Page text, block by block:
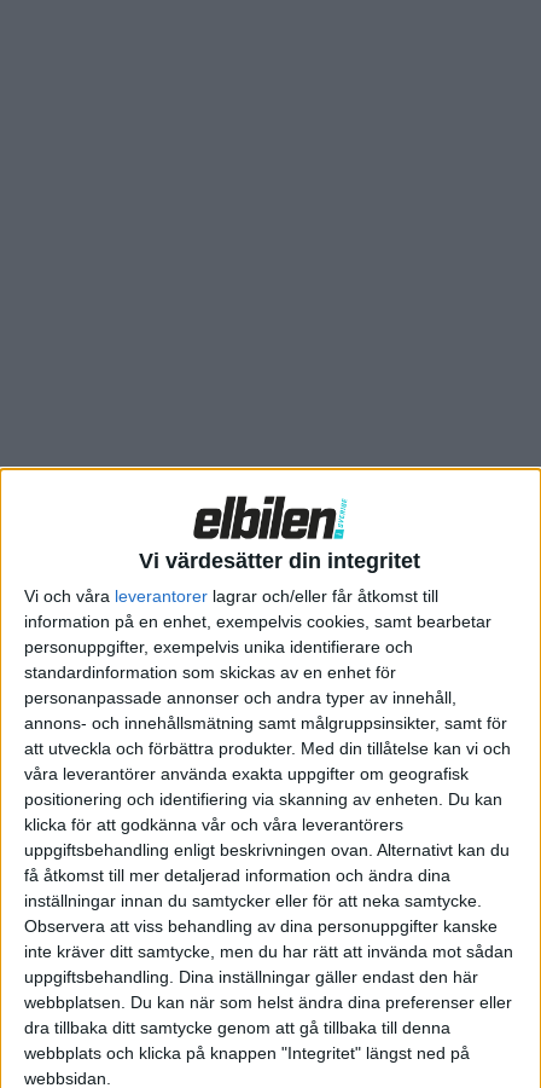
Vi värdesätter din integritet
Vi och våra leverantorer lagrar och/eller får åtkomst till
information på en enhet, exempelvis cookies, samt bearbetar
personuppgifter, exempelvis unika identifierare och
standardinformation som skickas av en enhet för
personanpassade annonser och andra typer av innehåll,
annons- och innehållsmätning samt målgruppsinsikter, samt för
att utveckla och förbättra produkter. Med din tillåtelse kan vi och
våra leverantörer använda exakta uppgifter om geografisk
positionering och identifiering via skanning av enheten. Du kan
klicka för att godkänna vår och våra leverantörers
uppgiftsbehandling enligt beskrivningen ovan. Alternativt kan du
få åtkomst till mer detaljerad information och ändra dina
inställningar innan du samtycker eller för att neka samtycke.
Observera att viss behandling av dina personuppgifter kanske
inte kräver ditt samtycke, men du har rätt att invända mot sådan
uppgiftsbehandling. Dina inställningar gäller endast den här
webbplatsen. Du kan när som helst ändra dina preferenser eller
dra tillbaka ditt samtycke genom att gå tillbaka till denna
webbplats och klicka på knappen "Integritet" längst ned på
webbsidan.
Redan då meddelade Volvo att de inte bryter helt med Lynk &
Co. ”Volvo Cars kommer fortsatt att fokusera på operativa
samarbeten med Lynk & Co på utvalda marknader där det finns
en strategisk fördel för båda företagen”, skrev Volvo i ett
uttalande när affären blev offentlig. Något som alltså innebär
att Lynk & Co letar sig hos Volvohandlare.
Lynk & Co 02 kostar från 429 995 kronor och modellen är
tekniskt besläktad med både Volvo EX30 och Zeekr X. Batteriet
är på 66 kWh som ger bilen en räckvidd på 44,5 mil. Det kan
snabbladdas med upp till 150 kW för att fyllas från 10 till 80
procent på 30 minuter. Ombordladdaren är på 11 kW hos
instegsversionen Core, och på 22 kW i den mer utrustade More.
Elmotorn på bakaxeln har en effekt på 200 kW (272 hästkrafter)
och ett vridmoment på 343 Nm. Toppfarten anges till 180
km/h och sprinten från 0-100 km/h är avklarad på 5,5 sekunder.